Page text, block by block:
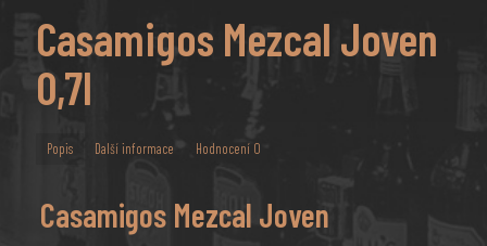
Casamigos Mezcal Joven
0,7l
Popis Další informace Hodnocení 0
Casamigos Mezcal Joven